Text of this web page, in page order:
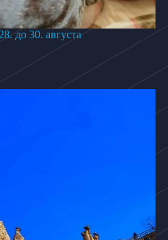
до 30. августа